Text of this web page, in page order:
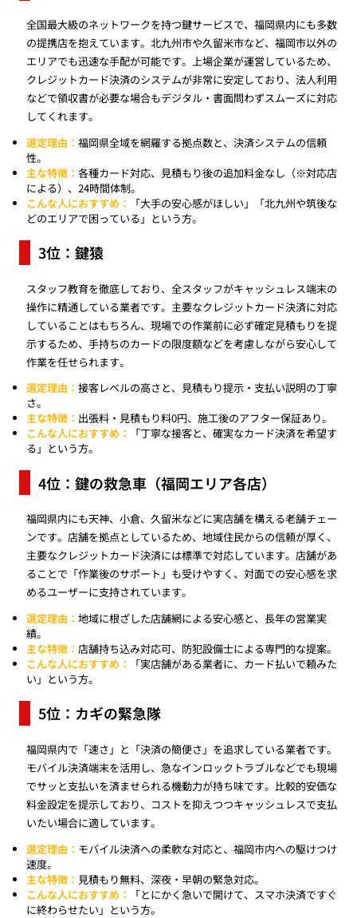
全国最大級のネットワークを持つ鍵サービスで、福岡県内にも多数
の提携店を抱えています。北九州市や久留米市など、福岡市以外の
エリアでも迅速な手配が可能です。上場企業が運営しているため、
クレジットカード決済のシステムが非常に安定しており、法人利用
などで領収書が必要な場合もデジタル・書面問わずスムーズに対応
してくれます。
選定理由：福岡県全域を網羅する拠点数と、決済システムの信頼
性。
主な特徴：各種カード対応、見積もり後の追加料金なし（※対応店
による）、24時間体制。
こんな人におすすめ：
「大手の安心感がほしい」「北九州や筑後な
どのエリアで困っている」という方。
3位：鍵猿
スタッフ教育を徹底しており、全スタッフがキャッシュレス端末の
操作に精通している業者です。主要なクレジットカード決済に対応
していることはもちろん、現場での作業前に必ず確定見積もりを提
示するため、手持ちのカードの限度額などを考慮しながら安心して
作業を任せられます。
選定理由：接客レベルの高さと、見積もり提示・支払い説明の丁寧
さ。
主な特徴： 出張料・見積もり料0円、施工後のアフター保証あり。
こんな人におすすめ：
「丁寧な接客と、確実なカード決済を希望す
る」という方。
4位：鍵の救急車（福岡エリア各店）
福岡県内にも天神、小倉、久留米などに実店舗を構える老舗チェー
ンです。店舗を拠点としているため、地域住民からの信頼が厚く、
主要なクレジットカード決済には標準で対応しています。店舗があ
ることで「作業後のサポート」も受けやすく、対面での安心感を求
めるユーザーに支持されています。
選定理由：地域に根ざした店舗網による安心感と、長年の営業実
績。
主な特徴：店舗持ち込み対応可、防犯設備士による専門的な提案。
こんな人におすすめ：
「実店舗がある業者に、カード払いで頼みた
い」という方。
5位：カギの緊急隊
福岡県内で「速さ」と「決済の簡便さ」を追求している業者です。
モバイル決済端末を活用し、急なインロックトラブルなどでも現場
でサッと支払いを済ませられる機動力が持ち味です。比較的安価な
料金設定を提示しており、コストを抑えつつキャッシュレスで支払
いたい場合に適しています。
選定理由： モバイル決済への柔軟な対応と、福岡市内への駆けつけ
速度。
主な特徴： 見積もり無料、深夜・早朝の緊急対応。
こんな人におすすめ：
「とにかく急いで開けて、スマホ決済ですぐ
に終わらせたい」という方。